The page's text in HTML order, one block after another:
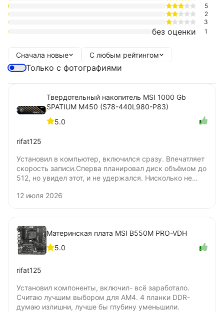
5
2
3
без оценки 1
Сначала новые С любым рейтингом
Только с фотографиями
Твердотельный накопитель MSI 1000 Gb
SPATIUM M450 (S78-440L980-P83)
5.0
rifat125
Установил в компьютер, включился сразу. Впечатляет
скорость записи.Сперва планировал диск объёмом до
512, но увидел этот, и не удержался. Нисколько не
только, бумажную наклейку нужно удалять для
12 июля 2026
Материнская плата MSI B550M PRO-VDH
5.0
rifat125
Установил компоненты, включил- всё заработало.
Считаю лучшим выбором для AM4. 4 планки DDR-
думаю излишни, лучше бы глубину уменьшили.